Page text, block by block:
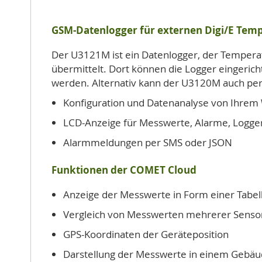
GSM-Datenlogger für externen Digi/E
Der U3121M ist ein Datenlogger, der
übermittelt. Dort können die Logger
werden. Alternativ kann der U3120M auch
Konfiguration und Datenanalyse von Ihrem
LCD-Anzeige für Messwerte, Alarme,
Alarmmeldungen per SMS oder JSON
Funktionen der COMET Cloud
Anzeige der Messwerte in Form einer
Vergleich von Messwerten mehrerer
GPS-Koordinaten der Geräteposition
Darstellung der Messwerte in einem